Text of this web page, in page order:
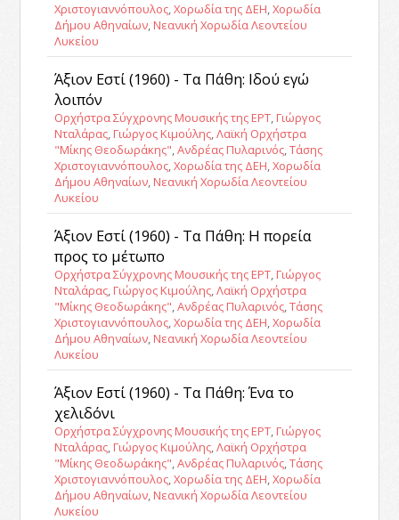
Χριστογιαννόπουλος,Χορωδία της ΔΕΗ,Χορωδία
Δήμου Αθηναίων, Νεανική Χορωδία Λεοντείου
Λυκείου
Άξιον Εστί (1960) - Τα Πάθη: Ιδού εγώ
λοιπόν
Ορχήστρα Σύγχρονης Μουσικής της ΕΡΤ, Γιώργος
Νταλάρας, Γιώργος Κιμούλης,Λαϊκή Ορχήστρα
"Μίκης Θεοδωράκης",Ανδρέας Πυλαρινός,Τάσης
Χριστογιαννόπουλος,Χορωδία της ΔΕΗ,Χορωδία
Δήμου Αθηναίων, Νεανική Χορωδία Λεοντείου
Λυκείου
Άξιον Εστί (1960) - Τα Πάθη: Η πορεία
προς το μέτωπο
Ορχήστρα Σύγχρονης Μουσικής της ΕΡΤ, Γιώργος
Νταλάρας, Γιώργος Κιμούλης,Λαϊκή Ορχήστρα
"Μίκης Θεοδωράκης",Ανδρέας Πυλαρινός,Τάσης
Χριστογιαννόπουλος,Χορωδία της ΔΕΗ,Χορωδία
Δήμου Αθηναίων, Νεανική Χορωδία Λεοντείου
Λυκείου
Άξιον Εστί (1960) - Τα Πάθη: Ένα το
χελιδόνι
Ορχήστρα Σύγχρονης Μουσικής της ΕΡΤ, Γιώργος
Νταλάρας, Γιώργος Κιμούλης,Λαϊκή Ορχήστρα
"Μίκης Θεοδωράκης",Ανδρέας Πυλαρινός,Τάσης
Χριστογιαννόπουλος,Χορωδία της ΔΕΗ,Χορωδία
Δήμου Αθηναίων, Νεανική Χορωδία Λεοντείου
Λυκείου